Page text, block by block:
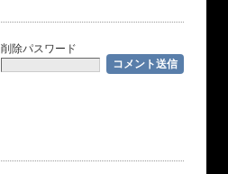
削除パスワード